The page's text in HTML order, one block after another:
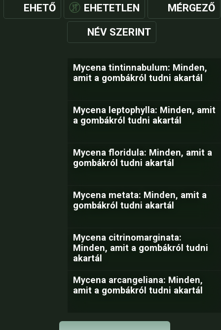
EHETŐ EHETETLEN MÉRGEZŐ
NÉV SZERINT
Mycena tintinnabulum: Minden,
amit a gombákról tudni akartál
Mycena leptophylla: Minden, amit
a gombákról tudni akartál
Mycena floridula: Minden, amit a
gombákról tudni akartál
Mycena metata: Minden, amit a
gombákról tudni akartál
Mycena citrinomarginata:
Minden, amit a gombákról tudni
akartál
Mycena arcangeliana: Minden,
amit a gombákról tudni akartál